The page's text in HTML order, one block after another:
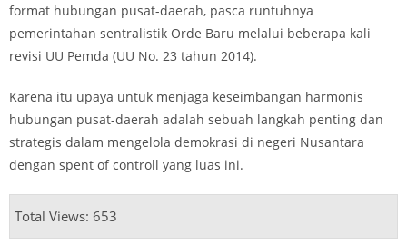
format hubungan pusat-daerah, pasca runtuhnya
pemerintahan sentralistik Orde Baru melalui beberapa kali
revisi UU Pemda (UU No. 23 tahun 2014).
Karena itu upaya untuk menjaga keseimbangan harmonis
hubungan pusat-daerah adalah sebuah langkah penting dan
strategis dalam mengelola demokrasi di negeri Nusantara
dengan spent of controll yang luas ini.
Total Views: 653